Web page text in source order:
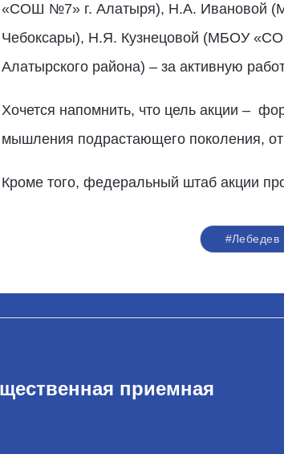
«СОШ №7» г. Алатыря), Н.А. Ивановой
Чебоксары), Н.Я. Кузнецовой (МБОУ
Алатырского района) – за активную
Хочется напомнить, что цель акции –
мышления подрастающего поколения,
Кроме того, федеральный штаб акции
#Лебедев
приемная